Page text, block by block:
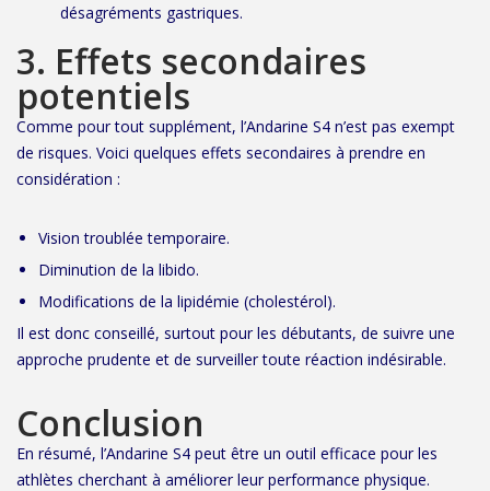
désagréments gastriques.
3. Effets secondaires
potentiels
Comme pour tout supplément, l’Andarine S4 n’est pas exempt
de risques. Voici quelques effets secondaires à prendre en
considération :
Vision troublée temporaire.
Diminution de la libido.
Modifications de la lipidémie (cholestérol).
Il est donc conseillé, surtout pour les débutants, de suivre une
approche prudente et de surveiller toute réaction indésirable.
Conclusion
En résumé, l’Andarine S4 peut être un outil efficace pour les
athlètes cherchant à améliorer leur performance physique.